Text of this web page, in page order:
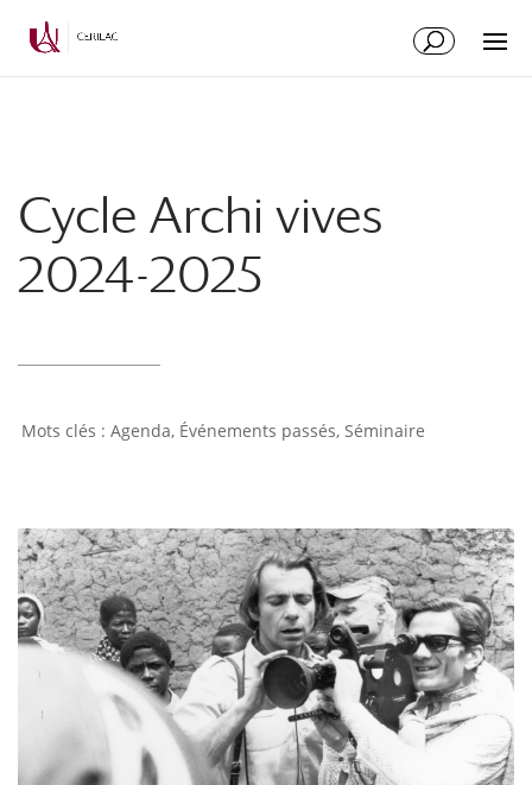
Cycle Archi vives
2024-2025
Agenda, Événements passés, Séminaire